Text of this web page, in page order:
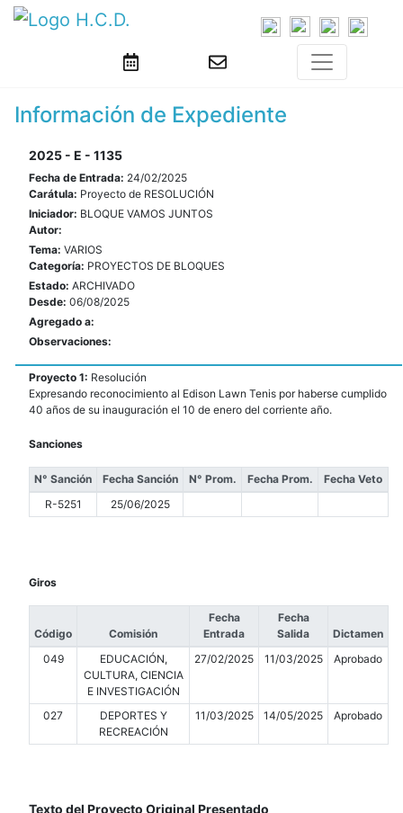
Información de Expediente
2025 - E - 1135
Fecha de Entrada: 24/02/2025
Carátula: Proyecto de RESOLUCIÓN
Iniciador: BLOQUE VAMOS JUNTOS
Autor:
Tema: VARIOS
Categoría: PROYECTOS DE BLOQUES
Estado: ARCHIVADO
Desde: 06/08/2025
Agregado a:
Observaciones:
Proyecto 1: Resolución
Expresando reconocimiento al Edison Lawn Tenis por haberse cumplido
40 años de su inauguración el 10 de enero del corriente año.
Sanciones
N° Sanción Fecha Sanción N° Prom. Fecha Prom.
Fecha Veto
R-5251
25/06/2025
Giros
Código Comisión
Fecha
Entrada
Fecha
Salida
Dictamen
049
EDUCACIÓN,
CULTURA, CIENCIA
E INVESTIGACIÓN
27/02/2025 11/03/2025 Aprobado
027
DEPORTES Y
RECREACIÓN
11/03/2025 14/05/2025 Aprobado
Texto del Proyecto Original Presentado